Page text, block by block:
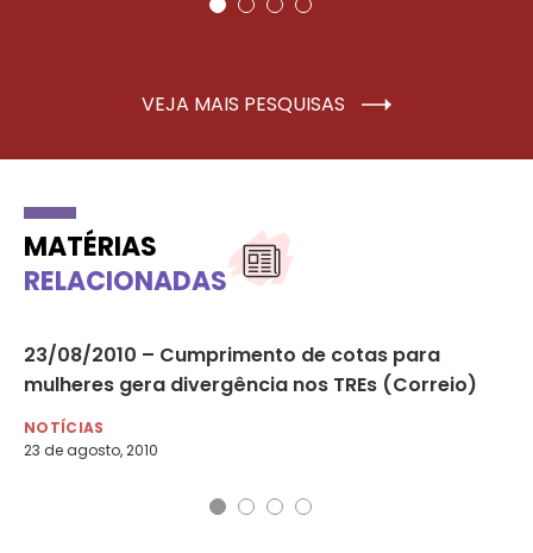
VEJA MAIS PESQUISAS
MATÉRIAS
RELACIONADAS
23/08/2010 – Cumprimento de cotas para
mulheres gera divergência nos TREs (Correio)
NOTÍCIAS
23 de agosto, 2010